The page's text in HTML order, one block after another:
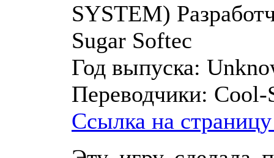
SYSTEM)
Sugar Softec
Год выпуска:
Переводчики: Cool-
Ссылка на